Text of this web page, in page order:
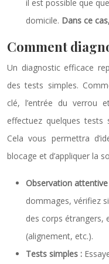
il est possible que
domicile. Dans ce
Comment
Un diagnostic efficace
des tests simples.
clé, l’entrée du verrou
effectuez quelques
Cela vous permettra
blocage et d’appliquer la
Observation attentive
dommages, vérifiez
des corps étrangers,
(alignement, etc.).
Tests simples :